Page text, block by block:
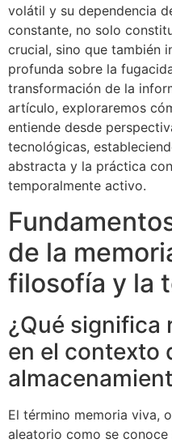
volátil y su dependencia
constante, no solo
crucial, sino que también
profunda sobre la
transformación de la
artículo, exploraremos
entiende desde
tecnológicas,
abstracta y la práctica
temporalmente activo.
de la
filosofía y la
¿Qué significa
en el contexto
El término memoria viva,
aleatorio como se